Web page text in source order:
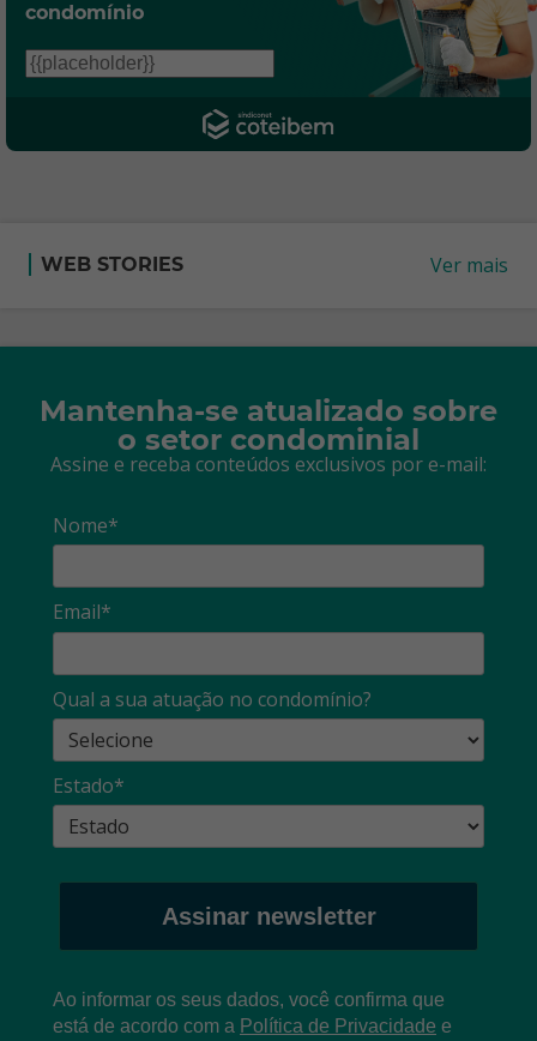
condomínio
WEB STORIES Ver mais
Mantenha-se atualizado sobre
o setor condominial
Assine e receba conteúdos exclusivos por e-mail:
Nome*
Email*
Qual a sua atuação no condomínio?
Estado*
Assinar newsletter
Ao informar os seus dados, você confirma que
está de acordo com a Política de Privacidade e